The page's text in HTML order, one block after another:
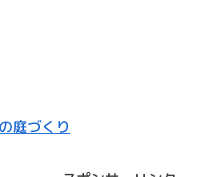
庭づくり